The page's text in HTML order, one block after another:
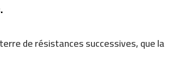
de résistances successives, que la